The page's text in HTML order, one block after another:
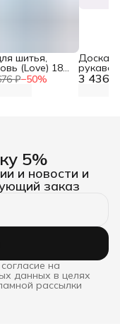
₽−50%
шитья,
(Love) 18
3 436 ₽
Доска
5%
и новости и
заказ
на
данных в целях
рассылки